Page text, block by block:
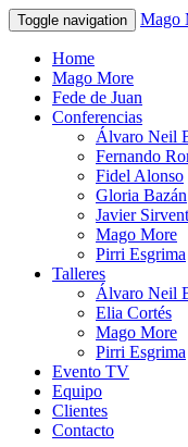
Toggle navigation Mago
Home
Mago More
Fede de Juan
Conferencias
Álvaro Neil
Fernando
Fidel Alonso
Gloria Bazán
Javier Sirvent
Mago More
Pirri Esgrima
Talleres
Álvaro Neil
Elia Cortés
Mago More
Pirri Esgrima
Evento TV
Equipo
Clientes
Contacto